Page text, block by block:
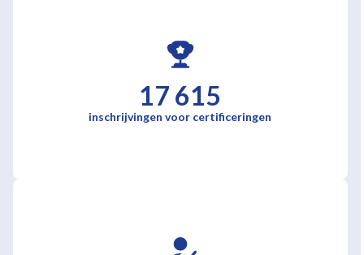
17 615
inschrijvingen voor certificeringen